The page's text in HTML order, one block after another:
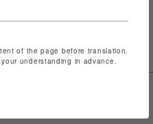
of the page before translation.
understanding in advance.